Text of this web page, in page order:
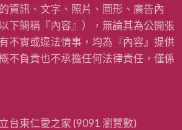
資訊、文字、照片、圖形、廣告內
下簡稱『內容』），無論其為公開張
不實或違法情事，均為『內容』提供
不負責也不承擔任何法律責任，僅係
台東仁愛之家 (9091 瀏覽數)